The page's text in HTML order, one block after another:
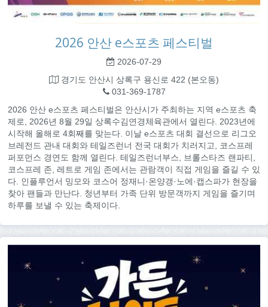
2026 안산 e스포츠 페스티벌
2026-07-29
경기도 안산시 상록구 용신로 422 (본오동)
031-369-1787
2026 안산 e스포츠 페스티벌은 안산시가 주최하는 지역 e스포츠 축
제로, 2026년 8월 29일 상록수김연경체육관에서 열린다. 2023년에
시작해 올해로 4회째를 맞는다. 이날 e스포츠 대회 결선으로 리그오
브레전드 관내 대회와 테일즈런너 전국 대회가 치러지고, 코스프레
퍼포먼스 경연도 함께 열린다. 테일즈런너부스, 브롤스타즈 랜파티,
코스프레 존, 레트로 게임 존에서는 관람객이 직접 게임을 즐길 수 있
다. 인플루언서 밍모와 코스어 정재니·온양갱·노에·캡스파가 현장을
찾아 팬들과 만난다. 청년부터 가족 단위 방문객까지 게임을 즐기며
하루를 보낼 수 있는 축제이다.